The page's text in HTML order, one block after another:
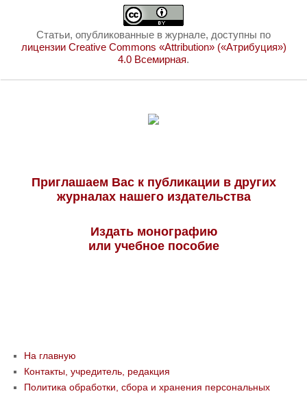
Статьи, опубликованные в журнале, доступны по
лицензии Creative Commons «Attribution» («Атрибуция»)
4.0 Всемирная.
Приглашаем Вас к публикации в других
журналах нашего издательства
Издать монографию
или учебное пособие
На главную
Контакты, учредитель, редакция
Политика обработки, сбора и хранения персональных